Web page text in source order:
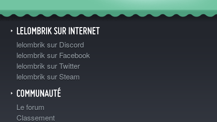
LELOMBRIK SUR INTERNET
lelombrik sur Discord
lelombrik sur Facebook
lelombrik sur Twitter
lelombrik sur Steam
COMMUNAUTÉ
Le forum
Classement